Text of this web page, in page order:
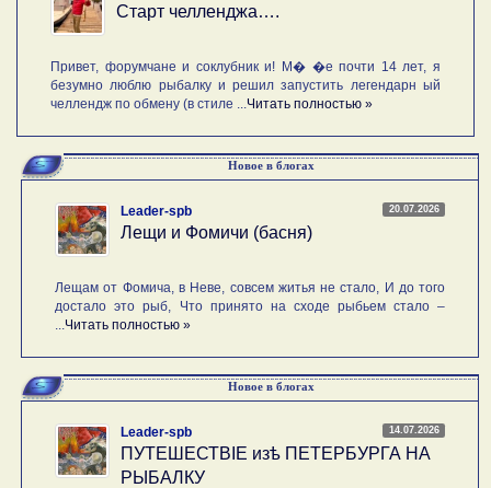
Старт челленджа….
Привет, форумчане и соклубник и! М� �е почти 14 лет, я
безумно люблю рыбалку и решил запустить легендарн ый
челлендж по обмену (в стиле ... Читать полностью »
Новое в блогах
20.07.2026
Leader-spb
Лещи и Фомичи (басня)
Лещам от Фомича, в Неве, совсем житья не стало, И до того
достало это рыб, Что принято на сходе рыбьем стало –
Читать полностью »
Новое в блогах
14.07.2026
Leader-spb
ПУТЕШЕСТВIE изѣ ПЕТЕРБУРГА НА
РЫБАЛКУ